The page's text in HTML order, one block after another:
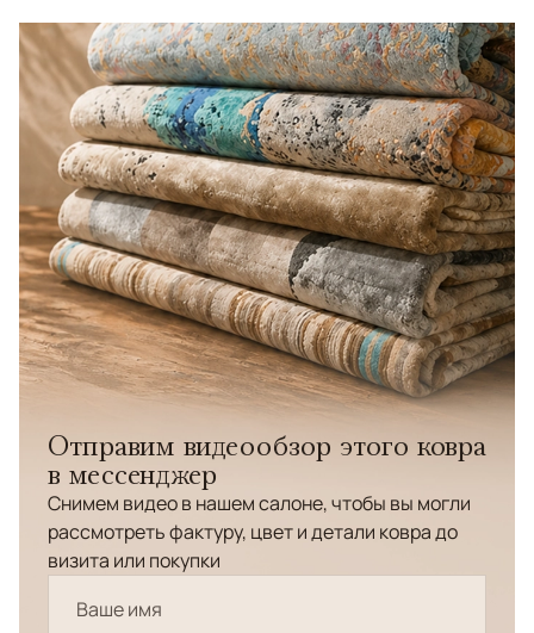
Отправим видеообзор этого ковра
в мессенджер
Снимем видео в нашем салоне, чтобы вы могли
рассмотреть фактуру, цвет и детали ковра до
визита или покупки